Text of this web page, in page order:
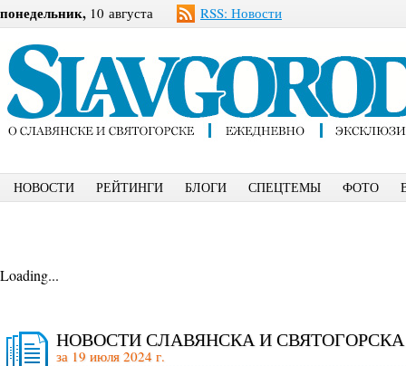
понедельник, 10 августа RSS: Новости
НОВОСТИ РЕЙТИНГИ БЛОГИ СПЕЦТЕМЫ ФОТО
Loading...
НОВОСТИ СЛАВЯНСКА И СВЯТОГОРСКА
за 19 июля 2024 г.